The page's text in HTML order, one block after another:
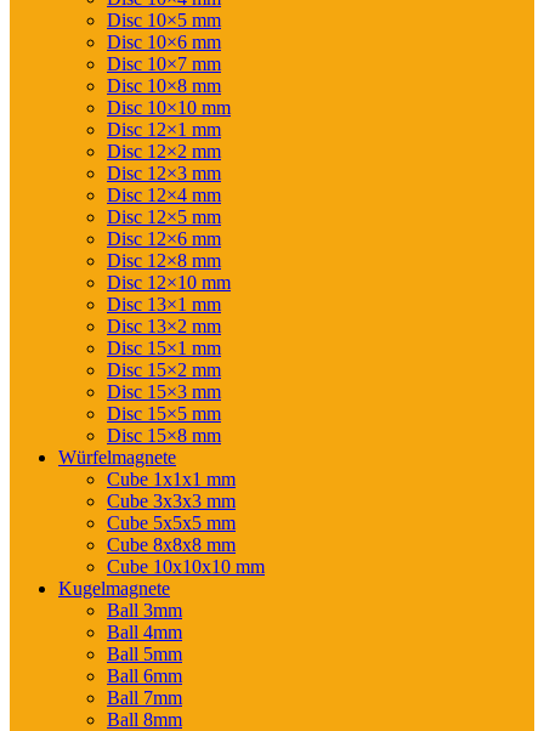
Disc 10×5 mm
Disc 10×6 mm
Disc 10×7 mm
Disc 10×8 mm
Disc 10×10 mm
Disc 12×1 mm
Disc 12×2 mm
Disc 12×3 mm
Disc 12×4 mm
Disc 12×5 mm
Disc 12×6 mm
Disc 12×8 mm
Disc 12×10 mm
Disc 13×1 mm
Disc 13×2 mm
Disc 15×1 mm
Disc 15×2 mm
Disc 15×3 mm
Disc 15×5 mm
Disc 15×8 mm
Würfelmagnete
Cube 1x1x1 mm
Cube 3x3x3 mm
Cube 5x5x5 mm
Cube 8x8x8 mm
Cube 10x10x10 mm
Kugelmagnete
Ball 3mm
Ball 4mm
Ball 5mm
Ball 6mm
Ball 7mm
Ball 8mm